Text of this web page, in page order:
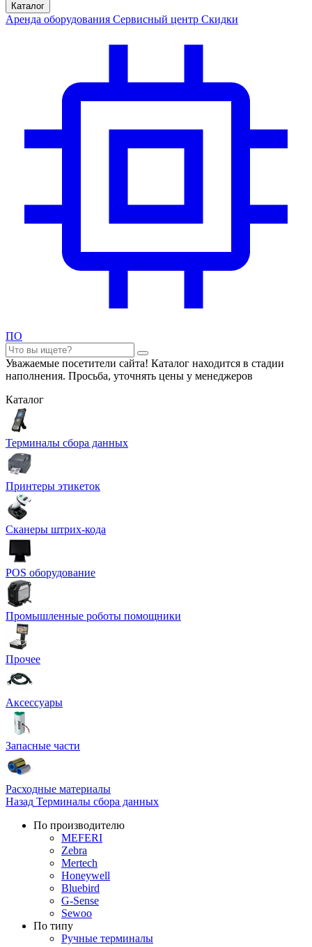
Каталог
Аренда оборудования Сервисный центр Скидки
ПО
Уважаемые посетители сайта! Каталог находится в стадии
наполнения. Просьба, уточнять цены у менеджеров
Каталог
Терминалы сбора данных
Принтеры этикеток
Сканеры штрих-кода
POS оборудование
Промышленные роботы помощники
Прочее
Аксессуары
Запасные части
Расходные материалы
Назад Терминалы сбора данных
По производителю
MEFERI
Zebra
Mertech
Honeywell
Bluebird
G-Sense
Sewoo
По типу
Ручные терминалы